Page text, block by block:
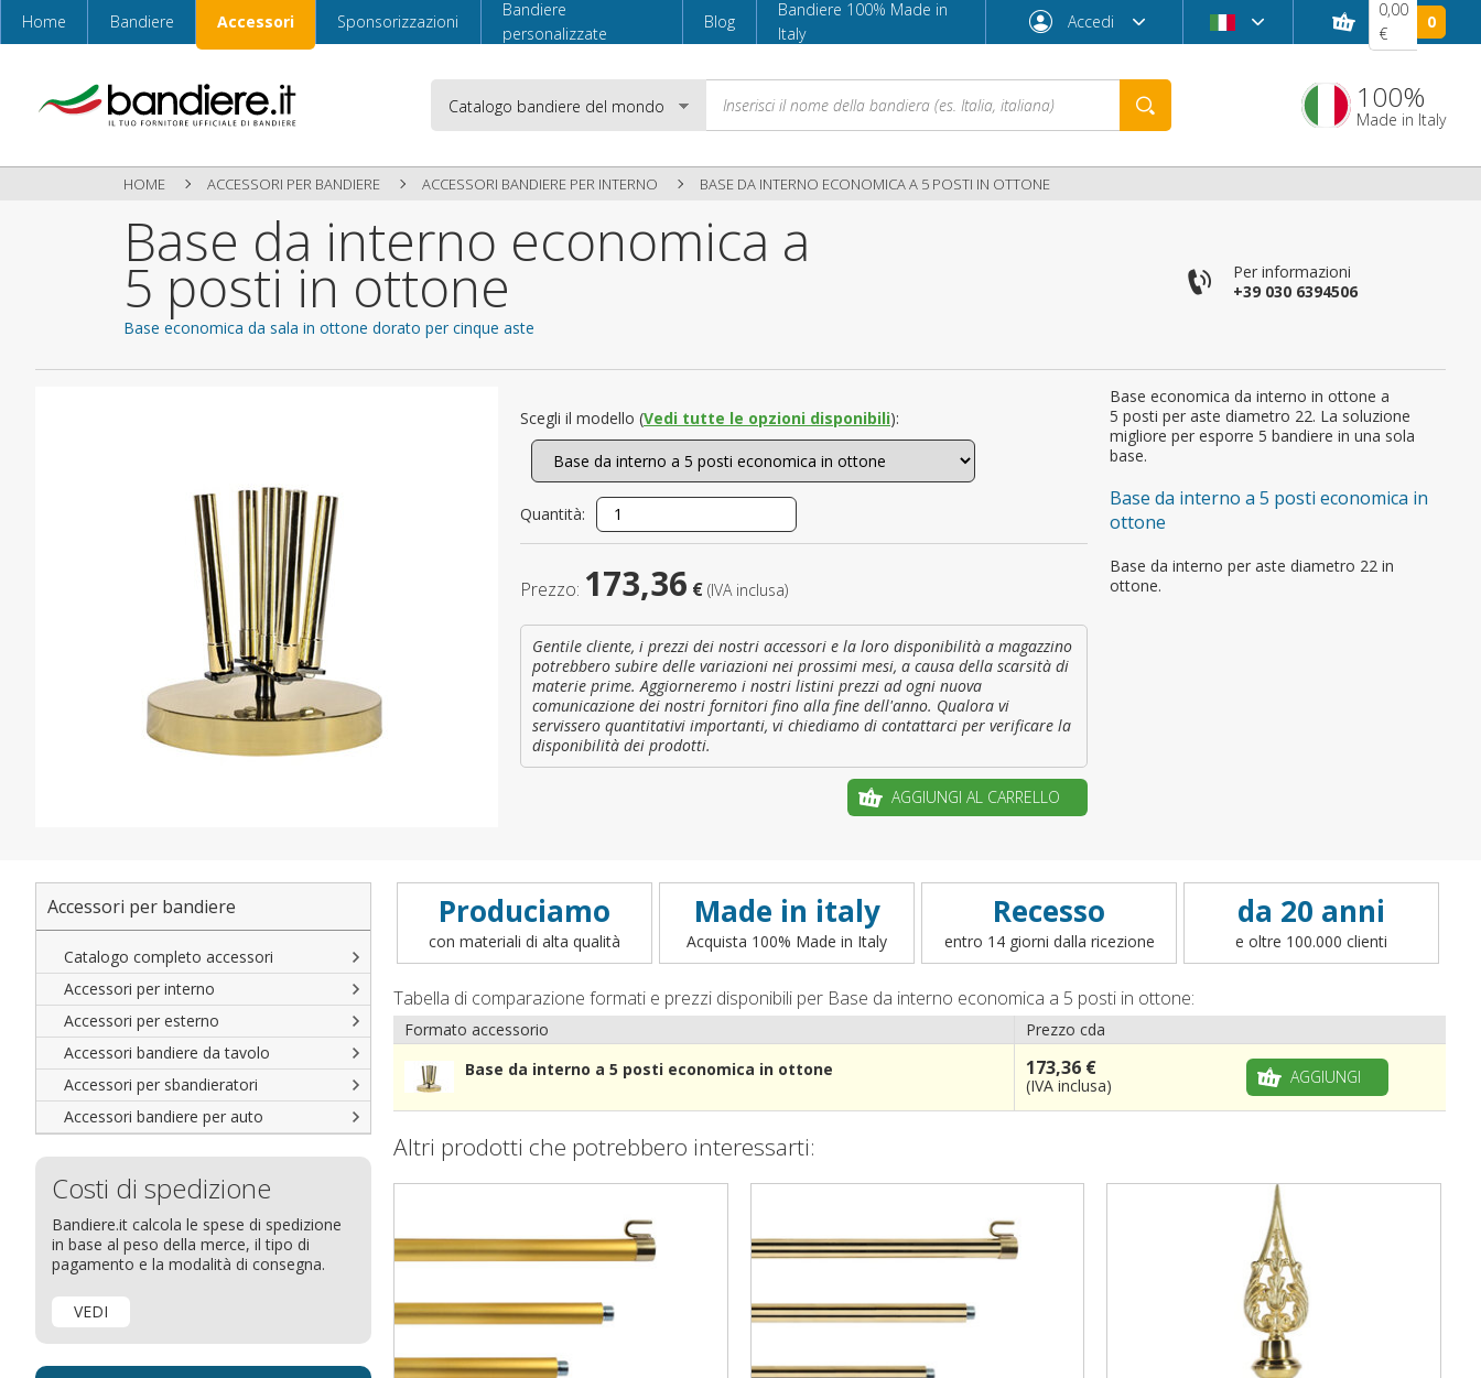
Home Bandiere Accessori Sponsorizzazioni
Bandiere
personalizzate
Blog
Bandiere 100% Made in
Italy
Accedi
Password dimenticata?
È il tuo primo ordine?
CREA UN NUOVO ACCOUNT
0,00
€
0
100%
Made in Italy
HOME ACCESSORI PER BANDIERE ACCESSORI BANDIERE PER INTERNO BASE DA INTERNO ECONOMICA A 5 POSTI IN OTTONE
Base da interno economica a
5 posti in ottone
Base economica da sala in ottone dorato per cinque aste
Per informazioni
+39 030 6394506
Base economica da interno in ottone a
5 posti per aste diametro 22. La soluzione
migliore per esporre 5 bandiere in una sola
base.
Base da interno a 5 posti economica in
ottone
Base da interno per aste diametro 22 in
ottone.
Scegli il modello (Vedi tutte le opzioni disponibili):
Quantità:
Prezzo: 173,36 € (IVA inclusa)
Gentile cliente, i prezzi dei nostri accessori e la loro disponibilità a magazzino
potrebbero subire delle variazioni nei prossimi mesi, a causa della scarsità di
materie prime. Aggiorneremo i nostri listini prezzi ad ogni nuova
comunicazione dei nostri fornitori fino alla fine dell'anno. Qualora vi
servissero quantitativi importanti, vi chiediamo di contattarci per verificare la
disponibilità dei prodotti.
AGGIUNGI AL CARRELLO
Accessori per bandiere
Catalogo completo accessori
Accessori per interno
Accessori per esterno
Accessori bandiere da tavolo
Accessori per sbandieratori
Accessori bandiere per auto
Costi di spedizione
Bandiere.it calcola le spese di spedizione
in base al peso della merce, il tipo di
pagamento e la modalità di consegna.
VEDI
Produciamo
con materiali di alta qualità
Made in italy
Acquista 100% Made in Italy
Recesso
entro 14 giorni dalla ricezione
da 20 anni
e oltre 100.000 clienti
Tabella di comparazione formati e prezzi disponibili per Base da interno economica a 5 posti in ottone:
Formato accessorio
Prezzo cda
Base da interno a 5 posti economica in ottone
173,36 €
(IVA inclusa) AGGIUNGI
Altri prodotti che potrebbero interessarti: